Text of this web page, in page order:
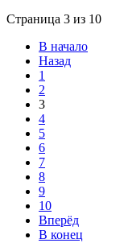
Страница 3 из 10
В начало
Назад
1
2
3
4
5
6
7
8
9
10
Вперёд
В конец